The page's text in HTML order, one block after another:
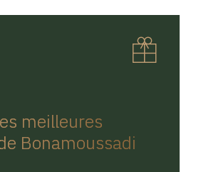
meilleures
Bonamoussadi